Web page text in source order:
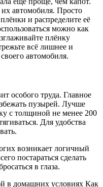
автомобиля. Просто
и распределите её
можно как
плёнку
всё лишнее и
автомобиля.
особого труда. Главное
пузырей. Лучше
с толщиной не менее 200
Для удобства
возникает логичный
постараться сделать
в глаза.